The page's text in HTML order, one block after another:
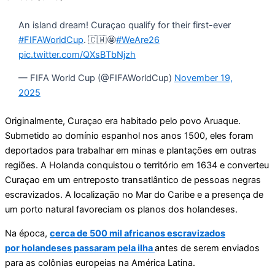
An island dream! Curaçao qualify for their first-ever
#FIFAWorldCup. 🇨🇼🤩#WeAre26
pic.twitter.com/QXsBTbNjzh
— FIFA World Cup (@FIFAWorldCup) November 19,
2025
Originalmente, Curaçao era habitado pelo povo Aruaque.
Submetido ao domínio espanhol nos anos 1500, eles foram
deportados para trabalhar em minas e plantações em outras
regiões. A Holanda conquistou o território em 1634 e converteu
Curaçao em um entreposto transatlântico de pessoas negras
escravizados. A localização no Mar do Caribe e a presença de
um porto natural favoreciam os planos dos holandeses.
Na época, cerca de 500 mil africanos escravizados
por holandeses passaram pela ilhaantes de serem enviados
para as colônias europeias na América Latina.